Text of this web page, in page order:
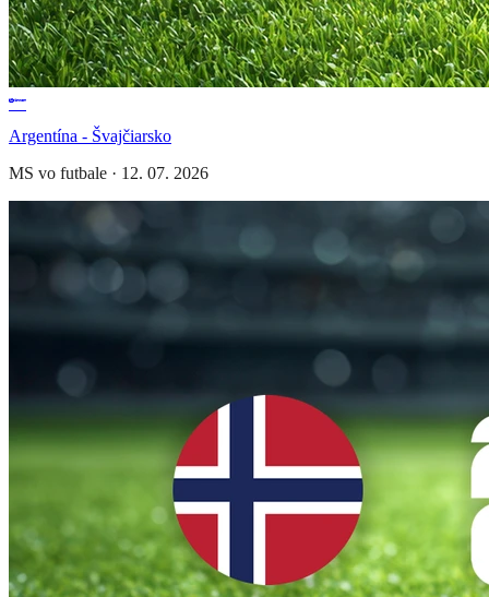
Argentína - Švajčiarsko
MS vo futbale · 12. 07. 2026